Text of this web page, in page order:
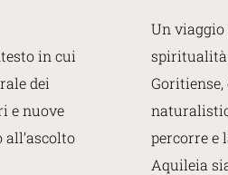
in cui
dei
e nuove
Un
spiritualità
percorre e
Aquileia